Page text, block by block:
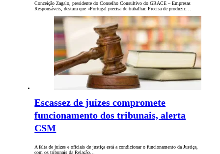
Conceição Zagalo, presidente do Conselho Consultivo do GRACE – Empresas
Responsáveis, destaca que «Portugal precisa de trabalhar. Precisa de produzir.…
Escassez de juízes compromete
funcionamento dos tribunais, alerta
CSM
A falta de juízes e oficiais de justiça está a condicionar o funcionamento da Justiça,
com os tribunais da Relação…